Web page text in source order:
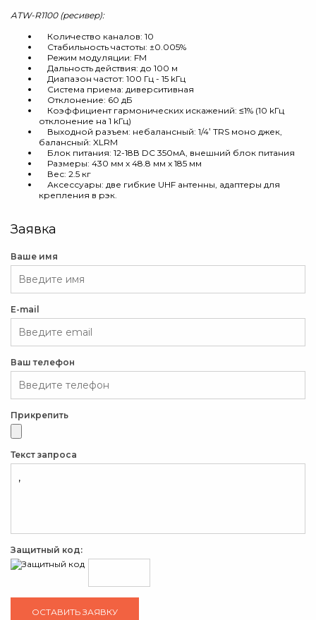
ATW-R1100 (ресивер):
Количество каналов: 10
Стабильность частоты: ±0.005%
Режим модуляции: FM
Дальность действия: до 100 м
Диапазон частот: 100 Гц - 15 kГц
Система приема: диверситивная
Отклонение: 60 дБ
Коэффициент гармонических искажений: ≤1% (10 kГц
отклонение на 1 kГц)
Выходной разъем: небалансный: 1/4‛ TRS моно джек,
балансный: XLRM
Блок питания: 12-18В DC 350мA, внешний блок питания
Размеры: 430 мм x 48.8 мм x 185 мм
Вес: 2.5 кг
Аксессуары: две гибкие UHF антенны, адаптеры для
крепления в рэк.
Заявка
Ваше имя
E-mail
Ваш телефон
Прикрепить
Текст запроса
Защитный код: